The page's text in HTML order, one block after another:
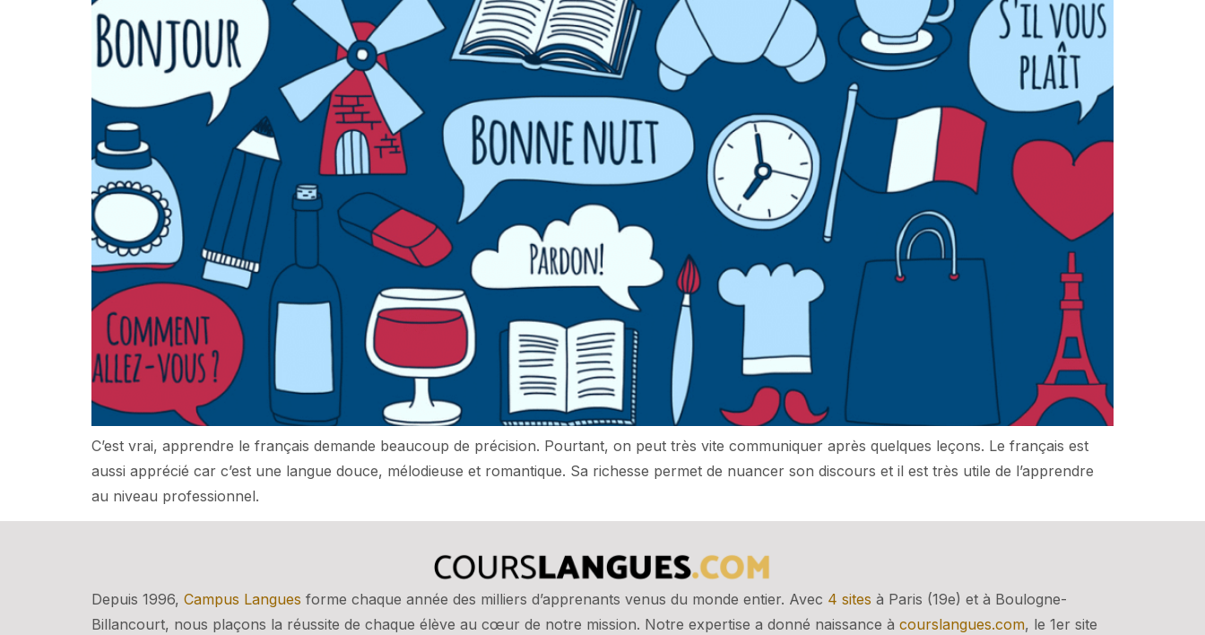
C’est vrai, apprendre le français demande beaucoup de précision. Pourtant, on peut très vite communiquer après quelques leçons. Le français est
aussi apprécié car c’est une langue douce, mélodieuse et romantique. Sa richesse permet de nuancer son discours et il est très utile de l’apprendre
au niveau professionnel.
Depuis 1996, Campus Langues forme chaque année des milliers d’apprenants venus du monde entier. Avec 4 sites à Paris (19e) et à Boulogne-
Billancourt, nous plaçons la réussite de chaque élève au cœur de notre mission. Notre expertise a donné naissance à courslangues.com, le 1er site